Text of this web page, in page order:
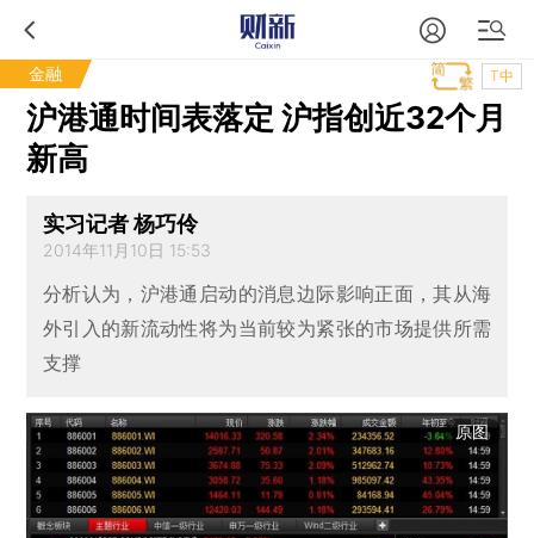
金融 T中
沪港通时间表落定 沪指创近32个月
新高
实习记者 杨巧伶
2014年11月10日 15:53
分析认为，沪港通启动的消息边际影响正面，其从海
外引入的新流动性将为当前较为紧张的市场提供所需
支撑
原图